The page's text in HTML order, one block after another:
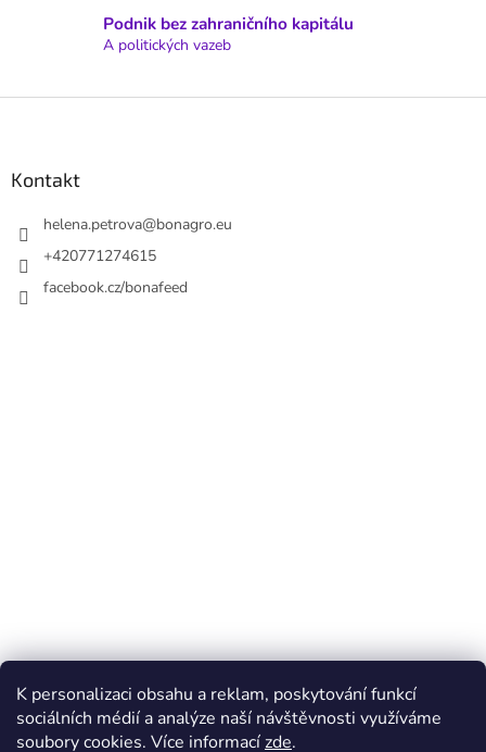
K personalizaci obsahu a reklam, poskytování funkcí
sociálních médií a analýze naší návštěvnosti využíváme
soubory cookies. Více informacízde.
i
s
Podnik bez zahraničního kapitálu
A politických vazeb
Kontakt
helena.petrova@bonagro.eu
+420771274615
facebook.cz/bonafeed